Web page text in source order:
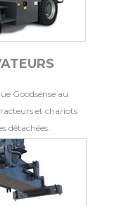
Goodsense au
et chariots
détachées.